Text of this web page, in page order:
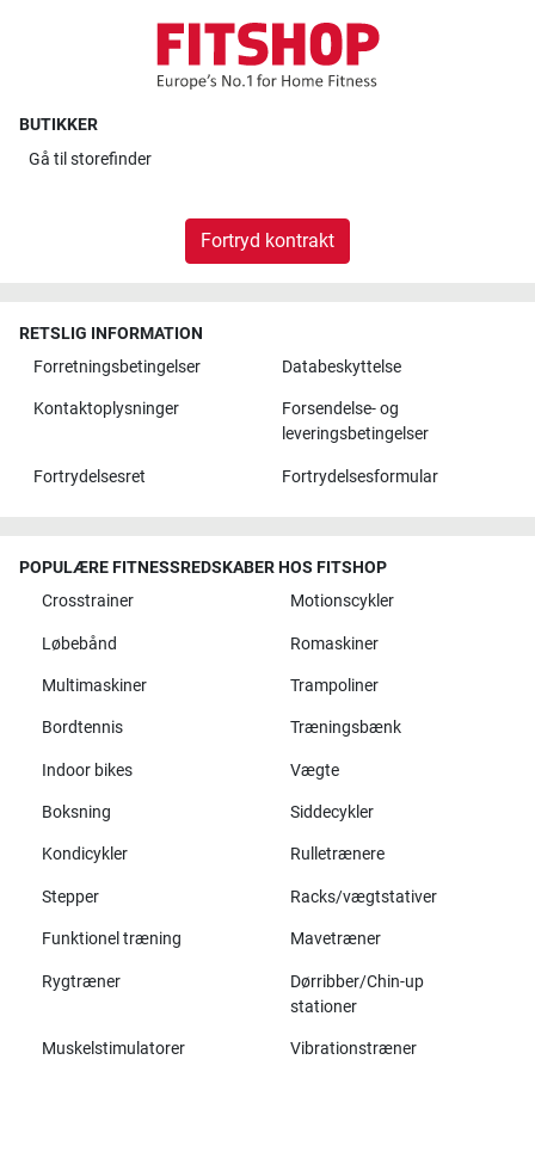
BUTIKKER
Gå til storefinder
Fortryd kontrakt
RETSLIG INFORMATION
Forretningsbetingelser
Databeskyttelse
Kontaktoplysninger
Forsendelse- og
leveringsbetingelser
Fortrydelsesret Fortrydelsesformular
POPULÆRE FITNESSREDSKABER HOS FITSHOP
Crosstrainer
Motionscykler
Løbebånd Romaskiner
Multimaskiner Trampoliner
Bordtennis Træningsbænk
Indoor bikes Vægte
Boksning Siddecykler
Kondicykler Rulletrænere
Stepper Racks/vægtstativer
Funktionel træning Mavetræner
Rygtræner
Dørribber/Chin-up
stationer
Muskelstimulatorer Vibrationstræner